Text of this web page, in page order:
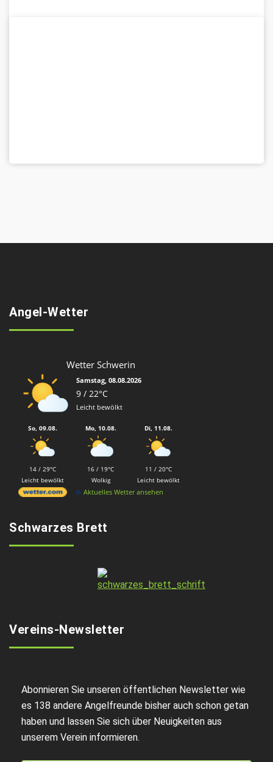
Angel-Wetter
Wetter Schwerin
Samstag, 08.08.2026
9 / 22°C
Leicht bewölkt
So, 09.08.
14 / 29°C
Leicht bewölkt
Mo, 10.08.
16 / 19°C
Wolkig
Di, 11.08.
11 / 20°C
Leicht bewölkt
Aktuelles Wetter ansehen
Schwarzes Brett
Vereins-Newsletter
Abonnieren Sie unseren öffentlichen Newsletter wie
es 138 andere Angelfreunde bisher auch schon getan
haben und lassen Sie sich über Neuigkeiten aus
unserem Verein informieren.